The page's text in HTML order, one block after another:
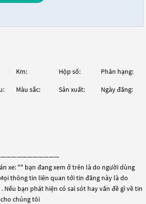
Km: Hộp số: Phân hạng:
Màu sắc: Sản xuất: Ngày đăng:
xe: "" bạn đang xem ở trên là do người dùng
thông tin liên quan tới tin đăng này là do
Nếu bạn phát hiện có sai sót hay vấn đề gì về tin
chúng tôi